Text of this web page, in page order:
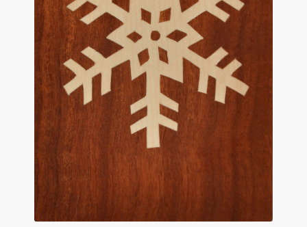
Ponudba delavnic
Seznami izdelkov
Unikatna poslovna darila
Zaključek nakupa